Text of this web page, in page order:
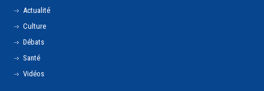
Actualité
Culture
Débats
Santé
Vidéos